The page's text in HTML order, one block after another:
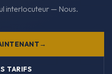
interlocuteur — Nous.
TARIFS